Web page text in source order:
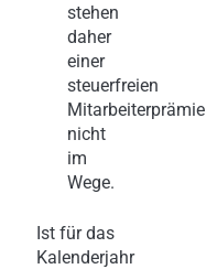
stehen
daher
einer
steuerfreien
Mitarbeiterprämie
nicht
im
Wege.
Ist für das
Kalenderjahr